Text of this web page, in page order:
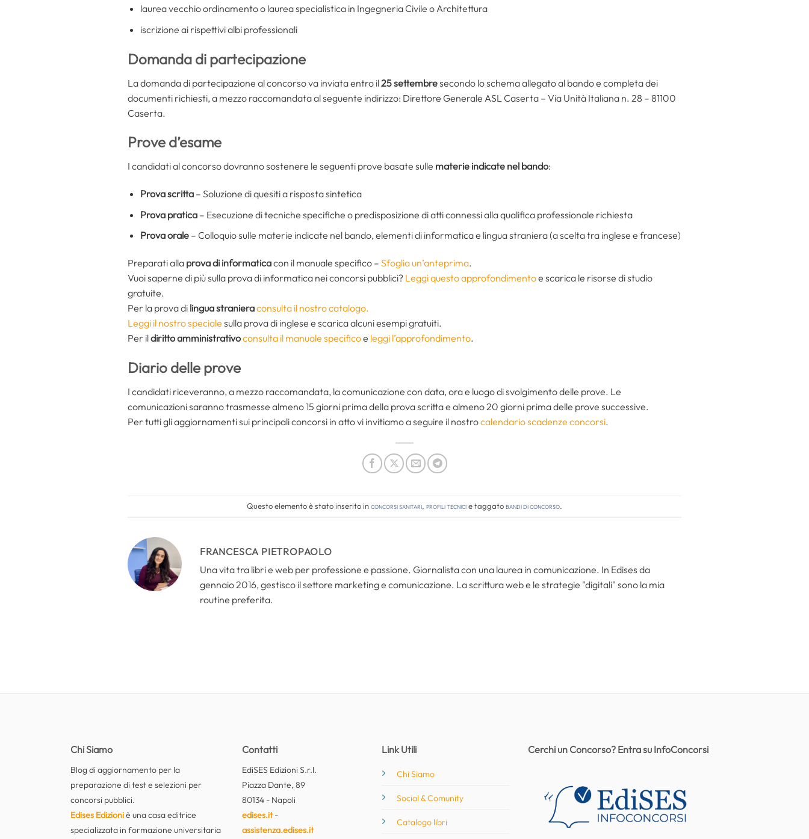
laurea vecchio ordinamento o laurea specialistica in Ingegneria Civile o Architettura
iscrizione ai rispettivi albi professionali
Domanda di partecipazione
La domanda di partecipazione al concorso va inviata entro il25 settembresecondo lo schema allegato al bando e completa dei
documenti richiesti, a mezzo raccomandata al seguente indirizzo: Direttore Generale ASL Caserta – Via Unità Italiana n. 28 – 81100
Caserta.
Prove d’esame
I candidati al concorso dovranno sostenere le seguenti prove basate sulle materie indicate nel bando:
Prova scritta– Soluzione di quesiti a risposta sintetica
Prova pratica– Esecuzione di tecniche specifiche o predisposizione di atti connessi alla qualifica professionale richiesta
Prova orale– Colloquio sulle materie indicate nel bando, elementi di informatica e lingua straniera (a scelta tra inglese e francese)
Preparati alla prova di informaticacon il manuale specifico – Sfoglia un’anteprima.
Vuoi saperne di più sulla prova di informatica nei concorsi pubblici? Leggi questo approfondimentoe scarica le risorse di studio
gratuite.
Per la prova di lingua stranieraconsulta il nostro catalogo.
Leggi il nostro speciale sulla prova di inglese e scarica alcuni esempi gratuiti.
Per ildiritto amministrativoconsulta il manuale specificoe leggi l’approfondimento.
Diario delle prove
I candidati riceveranno, a mezzo raccomandata, la comunicazione con data, ora e luogo di svolgimento delle prove. Le
comunicazioni saranno trasmesse almeno 15 giorni prima della prova scritta e almeno 20 giorni prima delle prove successive.
Per tutti gli aggiornamenti sui principali concorsi in atto vi invitiamo a seguire il nostrocalendario scadenze concorsi.
Questo elemento è stato inserito inConcorsi Sanitari, Profili tecnicie taggatobandi di concorso.
FRANCESCA PIETROPAOLO
Una vita tra libri e web per professione e passione. Giornalista con una laurea in comunicazione. In Edises da
gennaio 2016, gestisco il settore marketing e comunicazione. La scrittura web e le strategie "digitali" sono la mia
routine preferita.
Chi Siamo
Blog di aggiornamento per la
preparazione di test e selezioni per
concorsi pubblici.
Edises Edizioniè una casa editrice
specializzata in formazione universitaria
Contatti
EdiSES Edizioni S.r.l.
Piazza Dante, 89
80134 - Napoli
edises.it-
assistenza.edises.it
Link Utili
Chi Siamo
Social & Comunity
Catalogo libri
Cerchi un Concorso? Entra su InfoConcorsi